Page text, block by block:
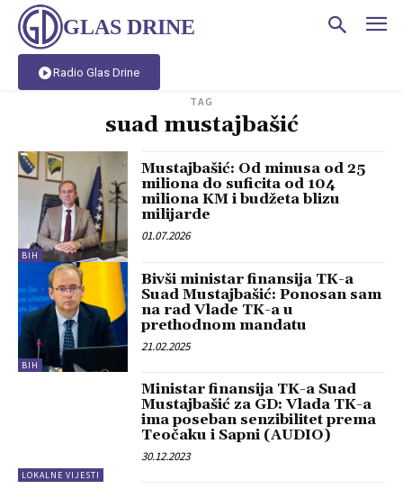
GLAS DRINE
Radio Glas Drine
TAG
suad mustajbašić
BIH
Mustajbašić: Od minusa od 25
miliona do suficita od 104
miliona KM i budžeta blizu
milijarde
01.07.2026
BIH
Bivši ministar finansija TK-a
Suad Mustajbašić: Ponosan sam
na rad Vlade TK-a u
prethodnom mandatu
21.02.2025
LOKALNE VIJESTI
Ministar finansija TK-a Suad
Mustajbašić za GD: Vlada TK-a
ima poseban senzibilitet prema
Teočaku i Sapni (AUDIO)
30.12.2023